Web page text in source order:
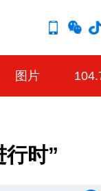
图片
行时”